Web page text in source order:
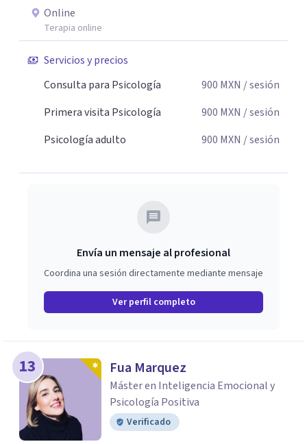
Online
Terapia online
Servicios y precios
Consulta para Psicología
900 MXN / sesión
Primera visita Psicología
900 MXN / sesión
Psicología adulto
900 MXN / sesión
Envía un mensaje al profesional
Coordina una sesión directamente mediante mensaje
Ver perfil completo
13 Fua Marquez
Máster en Inteligencia Emocional y
Psicología Positiva
Verificado